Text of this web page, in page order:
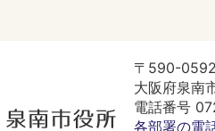
〒590-0592
大阪府泉南
電話番号
各部署の電